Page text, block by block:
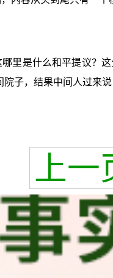
里是什么和平提议？
子，结果中间人过来
上一